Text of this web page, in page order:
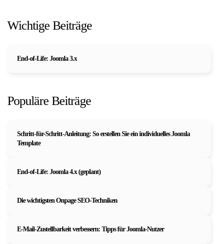
Wichtige Beiträge
End-of-Life: Joomla 3.x
Populäre Beiträge
Schritt-für-Schritt-Anleitung: So erstellen Sie ein individuelles Joomla
Template
End-of-Life: Joomla 4.x (geplant)
Die wichtigsten Onpage SEO-Techniken
E-Mail-Zustellbarkeit verbessern: Tipps für Joomla-Nutzer